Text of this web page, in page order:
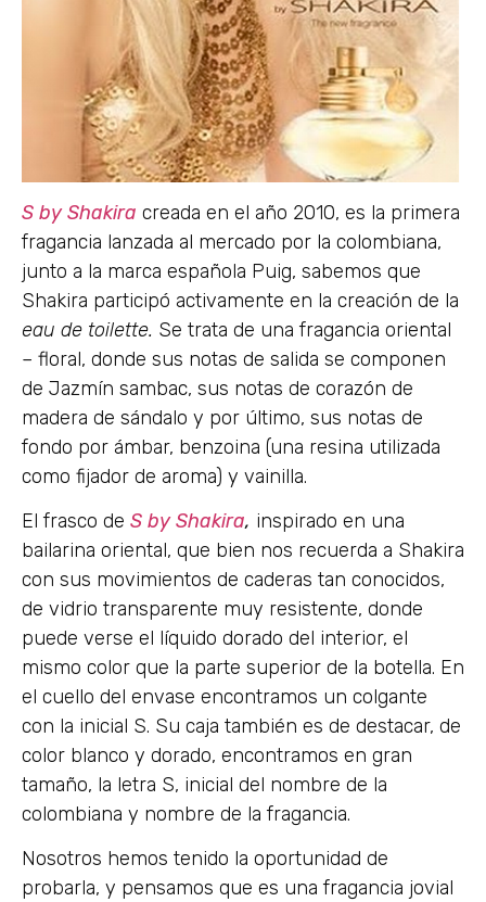
S by Shakira creada en el año 2010, es la primera
fragancia lanzada al mercado por la colombiana,
junto a la marca española Puig, sabemos que
Shakira participó activamente en la creación de la
eau de toilette. Se trata de una fragancia oriental
– floral, donde sus notas de salida se componen
de Jazmín sambac, sus notas de corazón de
madera de sándalo y por último, sus notas de
fondo por ámbar, benzoina (una resina utilizada
como fijador de aroma) y vainilla.
El frasco de S by Shakira, inspirado en una
bailarina oriental, que bien nos recuerda a Shakira
con sus movimientos de caderas tan conocidos,
de vidrio transparente muy resistente, donde
puede verse el líquido dorado del interior, el
mismo color que la parte superior de la botella. En
el cuello del envase encontramos un colgante
con la inicial S. Su caja también es de destacar, de
color blanco y dorado, encontramos en gran
tamaño, la letra S, inicial del nombre de la
colombiana y nombre de la fragancia.
Nosotros hemos tenido la oportunidad de
probarla, y pensamos que es una fragancia jovial